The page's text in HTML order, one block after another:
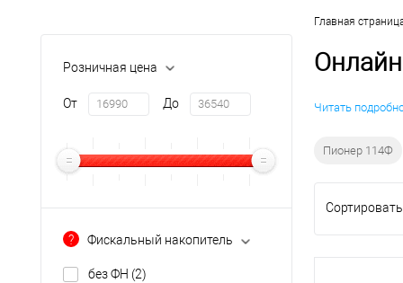
Розничная цена
От До
? Фискальный накопитель
без ФН (2)
Главная
Читать
Пионер 114Ф